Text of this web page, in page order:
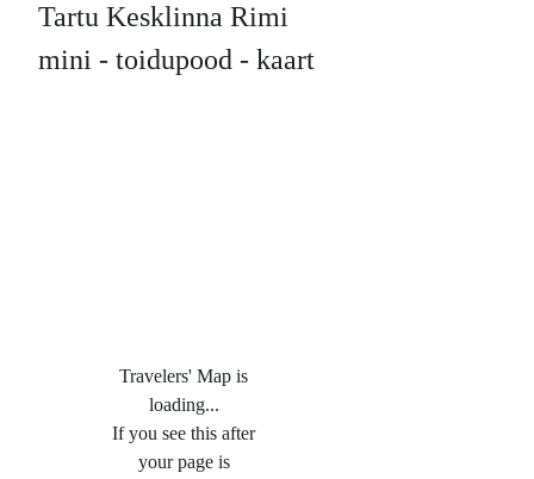
Tartu Kesklinna Rimi
mini - toidupood - kaart
Travelers' Map is
loading...
If you see this after
your page is